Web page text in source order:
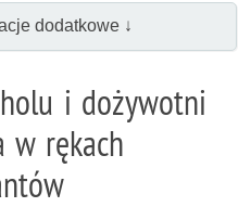
dodatkowe ↓
i dożywotni
w rękach